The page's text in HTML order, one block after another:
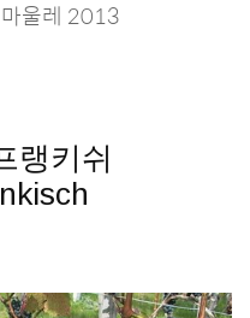
울레 2013
랭키쉬